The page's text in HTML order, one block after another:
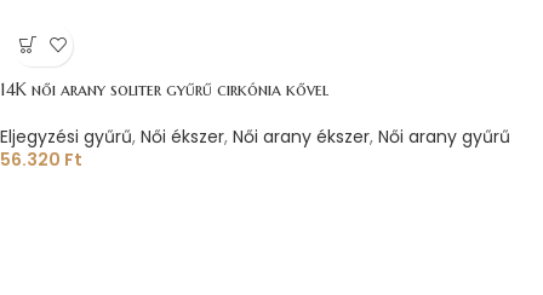
14K női arany soliter gyűrű cirkónia kővel
Eljegyzési gyűrű, Női ékszer, Női arany ékszer, Női arany gyűrű
56.320 Ft